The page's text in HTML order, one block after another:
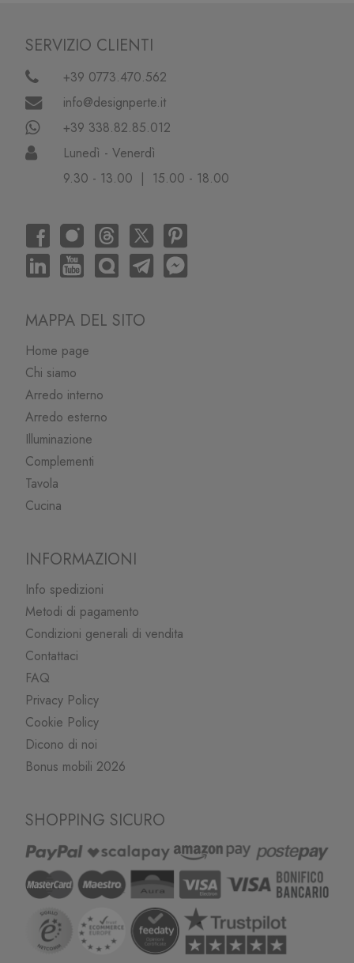
SERVIZIO CLIENTI
+39 0773.470.562
info@designperte.it
+39 338.82.85.012
Lunedì - Venerdì
9.30 - 13.00 | 15.00 - 18.00
MAPPA DEL SITO
Home page
Chi siamo
Arredo interno
Arredo esterno
Illuminazione
Complementi
Tavola
Cucina
INFORMAZIONI
Info spedizioni
Metodi di pagamento
Condizioni generali di vendita
Contattaci
FAQ
Privacy Policy
Cookie Policy
Dicono di noi
Bonus mobili 2026
SHOPPING SICURO